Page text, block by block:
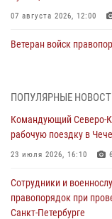
07 августа 2026, 12:00
Ветеран войск
Смольного собора в
07 августа 2026, 11:34
взрывобезопасности
07 августа 2026, 11:33
ПОПУЛЯРНЫЕ
Командующий Северо-
рабочую поездку в
23 июля 2026, 16:10 6
Сотрудники и
правопорядок при
Санкт-Петербурге